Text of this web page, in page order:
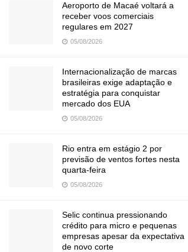
Aeroporto de Macaé voltará a
receber voos comerciais
regulares em 2027
05/08/2026
Internacionalização de marcas
brasileiras exige adaptação e
estratégia para conquistar
mercado dos EUA
05/08/2026
Rio entra em estágio 2 por
previsão de ventos fortes nesta
quarta-feira
05/08/2026
Selic continua pressionando
crédito para micro e pequenas
empresas apesar da expectativa
de novo corte